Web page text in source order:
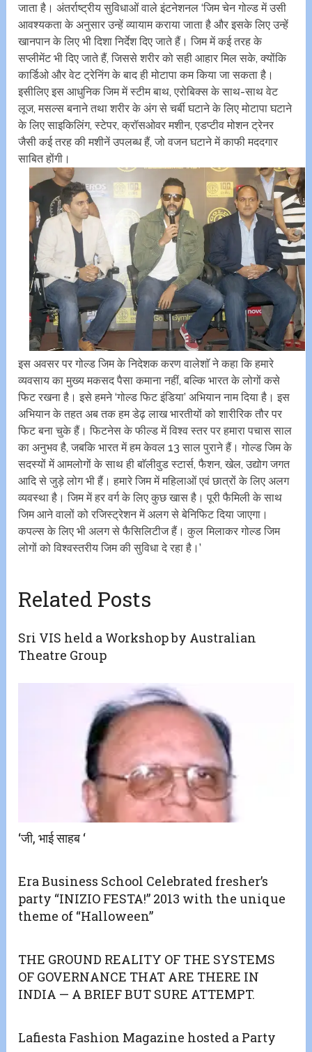
जाता है। अंतर्राष्ट्रीय सुविधाओं वाले इंटनेशनल ‘जिम चेन गोल्ड में उसी
आवश्यकता के अनुसार उन्हें व्यायाम कराया जाता है और इसके लिए उन्हें
खानपान के लिए भी दिशा निर्देश दिए जाते हैं। जिम में कई तरह के
सप्लीमेंट भी दिए जाते हैं, जिससे शरीर को सही आहार मिल सके, क्योंकि
कार्डिओ और वेट ट्रेनिंग के बाद ही मोटापा कम किया जा सकता है।
इसीलिए इस आधुनिक जिम में स्टीम बाथ, एरोबिक्स के साथ-साथ वेट
लूज, मसल्स बनाने तथा शरीर के अंग से चर्बी घटाने के लिए मोटापा घटाने
के लिए साइकिलिंग, स्टेपर, क्रॉसओवर मशीन, एडप्टीव मोशन ट्रेनर
जैसी कई तरह की मशीनें उपलब्ध हैं, जो वजन घटाने में काफी मददगार
साबित होंगी।
इस अवसर पर गोल्ड जिम के निदेशक करण वालेशाॅ ने कहा कि हमारे
व्यवसाय का मुख्य मकसद पैसा कमाना नहीं, बल्कि भारत के लोगों कसे
फिट रखना है। इसे हमने ‘गोल्ड फिट इंडिया’ अभियान नाम दिया है। इस
अभियान के तहत अब तक हम डेढ़ लाख भारतीयों को शारीरिक तौर पर
फिट बना चुके हैं। फिटनेस के फील्ड में विश्व स्तर पर हमारा पचास साल
का अनुभव है, जबकि भारत में हम केवल 13 साल पुराने हैं। गोल्ड जिम के
सदस्यों में आमलोगों के साथ ही बाॅलीवुड स्टार्स, फैशन, खेल, उद्योग जगत
आदि से जुड़े लोग भी हैं। हमारे जिम में महिलाओं एवं छात्रों के लिए अलग
व्यवस्था है। जिम में हर वर्ग के लिए कुछ खास है। पूरी फैमिली के साथ
जिम आने वालों को रजिस्ट्रेशन में अलग से बेनिफिट दिया जाएगा।
कपल्स के लिए भी अलग से फैसिलिटीज हैं। कुल मिलाकर गोल्ड जिम
लोगों को विश्वस्तरीय जिम की सुविधा दे रहा है।’
Related Posts
Sri VIS held a Workshop by Australian
Theatre Group
‘जी, भाई साहब ‘
Era Business School Celebrated fresher’s
party “INIZIO FESTA!” 2013 with the unique
theme of “Halloween”
THE GROUND REALITY OF THE SYSTEMS
OF GOVERNANCE THAT ARE THERE IN
INDIA — A BRIEF BUT SURE ATTEMPT.
Lafiesta Fashion Magazine hosted a Party